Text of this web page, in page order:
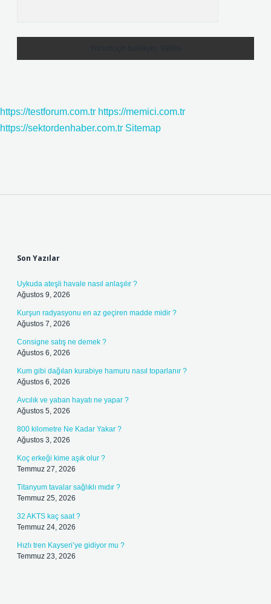
https://testforum.com.tr https://memici.com.tr
https://sektordenhaber.com.tr Sitemap
Son Yazılar
Uykuda ateşli havale nasıl anlaşılır ?
Ağustos 9, 2026
Kurşun radyasyonu en az geçiren madde midir ?
Ağustos 7, 2026
Consigne satış ne demek ?
Ağustos 6, 2026
Kum gibi dağılan kurabiye hamuru nasıl toparlanır ?
Ağustos 6, 2026
Avcılık ve yaban hayatı ne yapar ?
Ağustos 5, 2026
800 kilometre Ne Kadar Yakar ?
Ağustos 3, 2026
Koç erkeği kime aşık olur ?
Temmuz 27, 2026
Titanyum tavalar sağlıklı mıdır ?
Temmuz 25, 2026
32 AKTS kaç saat ?
Temmuz 24, 2026
Hızlı tren Kayseri’ye gidiyor mu ?
Temmuz 23, 2026